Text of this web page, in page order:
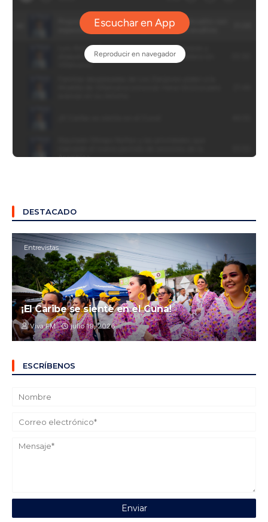
DESTACADO
Entrevistas
¡El Caribe se siente en el Cuna!
Viva FM julio 19, 2026
ESCRÍBENOS